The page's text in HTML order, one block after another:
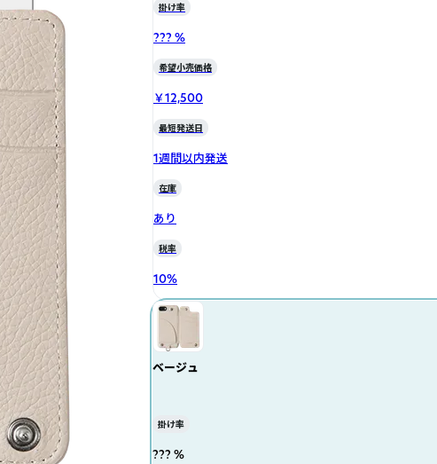
掛け率
??? %
希望小売価格
￥12,500
最短発送日
1週間以内発送
在庫
あり
税率
10%
ベージュ
掛け率
??? %